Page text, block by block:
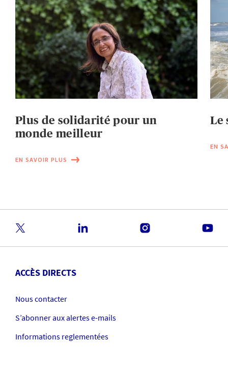
Plus de solidarité pour un
monde meilleur
EN SAVOIR PLUS
Le
EN
ACCÈS DIRECTS
Nous contacter
S’abonner aux alertes e-mails
Informations reglementées